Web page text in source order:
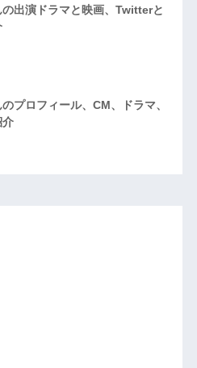
出演ドラマと映画、Twitterと
プロフィール、CM、ドラマ、
介